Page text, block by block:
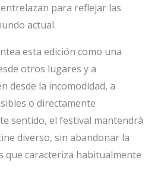
para reflejar las
actual.
esta edición como una
otros lugares y a
desde la incomodidad, a
o directamente
sentido, el festival mantendrá
diverso, sin abandonar la
que caracteriza habitualmente